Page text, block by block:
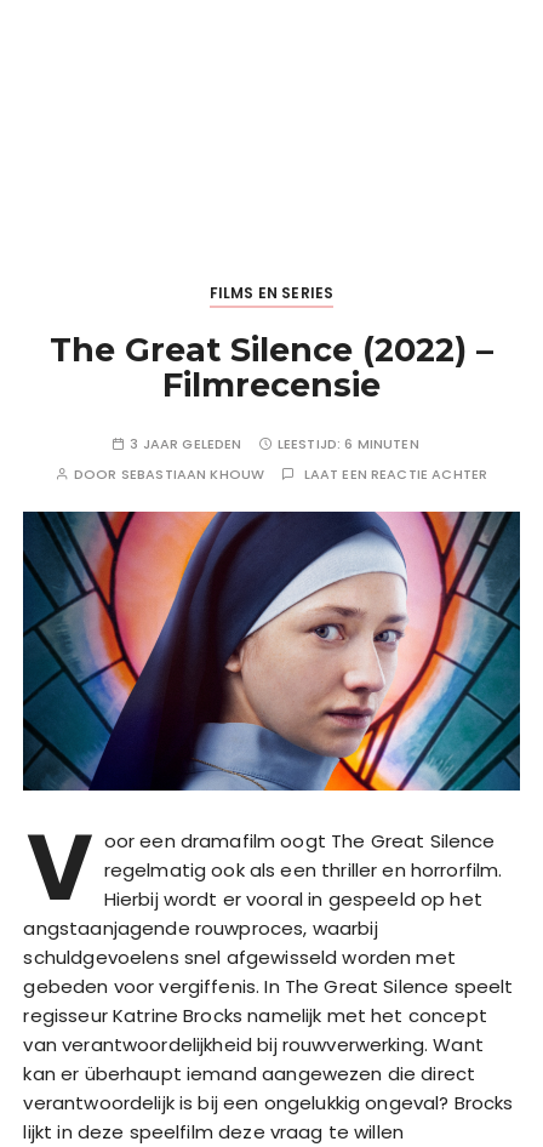
FILMS EN SERIES
The Great Silence (2022) –
Filmrecensie
3 JAAR GELEDEN LEESTIJD:6 MINUTEN
DOOR SEBASTIAAN KHOUW LAAT EEN REACTIE ACHTER
V oor een dramafilm oogt The Great Silence
regelmatig ook als een thriller en horrorfilm.
Hierbij wordt er vooral in gespeeld op het
angstaanjagende rouwproces, waarbij
schuldgevoelens snel afgewisseld worden met
gebeden voor vergiffenis. In The Great Silence speelt
regisseur Katrine Brocks namelijk met het concept
van verantwoordelijkheid bij rouwverwerking. Want
kan er überhaupt iemand aangewezen die direct
verantwoordelijk is bij een ongelukkig ongeval? Brocks
lijkt in deze speelfilm deze vraag te willen